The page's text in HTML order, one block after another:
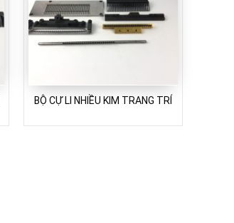
BỘ CỰ LI NHIỀU KIM TRANG TRÍ